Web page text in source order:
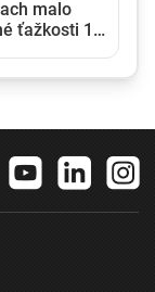
malo
ťažkosti 16